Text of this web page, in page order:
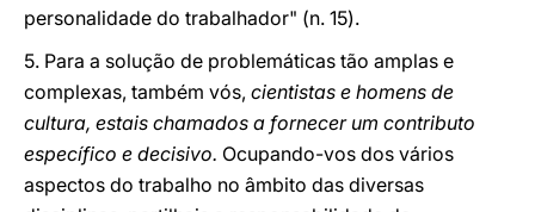
personalidade do trabalhador" (n. 15).
5. Para a solução de problemáticas tão amplas e
complexas, também vós, cientistas e homens de
cultura, estais chamados a fornecer um contributo
específico e decisivo. Ocupando-vos dos vários
aspectos do trabalho no âmbito das diversas